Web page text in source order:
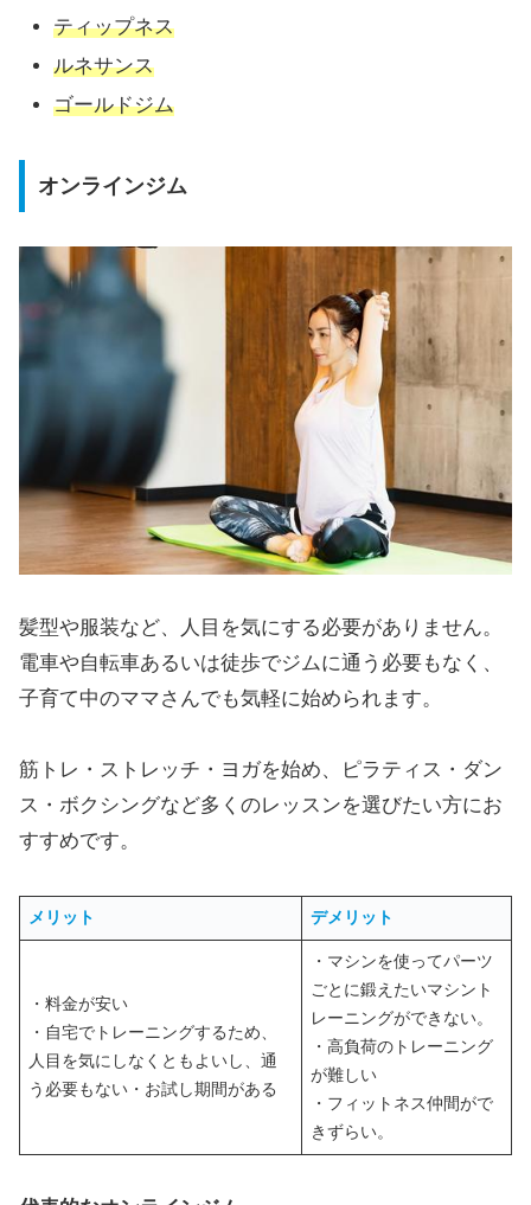
ティップネス
ルネサンス
ゴールドジム
オンラインジム
髪型や服装など、人目を気にする必要がありません。
電車や自転車あるいは徒歩でジムに通う必要もなく、
子育て中のママさんでも気軽に始められます。
筋トレ・ストレッチ・ヨガを始め、ピラティス・ダン
ス・ボクシングなど多くのレッスンを選びたい方にお
すすめです。
メリット デメリット
・料金が安い
・自宅でトレーニングするため、
人目を気にしなくともよいし、通
う必要もない・お試し期間がある
・マシンを使ってパーツ
ごとに鍛えたいマシント
レーニングができない。
・高負荷のトレーニング
が難しい
・フィットネス仲間がで
きずらい。